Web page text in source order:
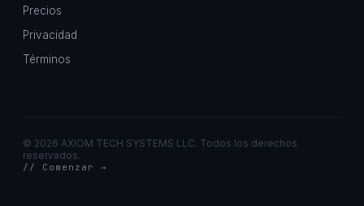
Precios
Privacidad
Términos
© 2026 AXIOM TECH SYSTEMS LLC. Todos los derechos
reservados.
// Comenzar →